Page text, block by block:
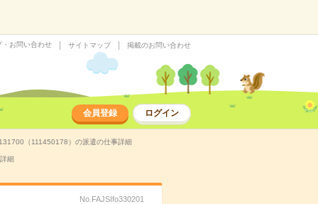
・お問い合わせ サイトマップ 掲載のお問い合わせ
会員登録 ログイン
（111450178）の派遣の仕事詳細
細
No.FAJSIfo330201